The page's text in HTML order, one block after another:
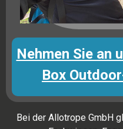
Nehmen Sie an
Box
Bei der Allotrope GmbH